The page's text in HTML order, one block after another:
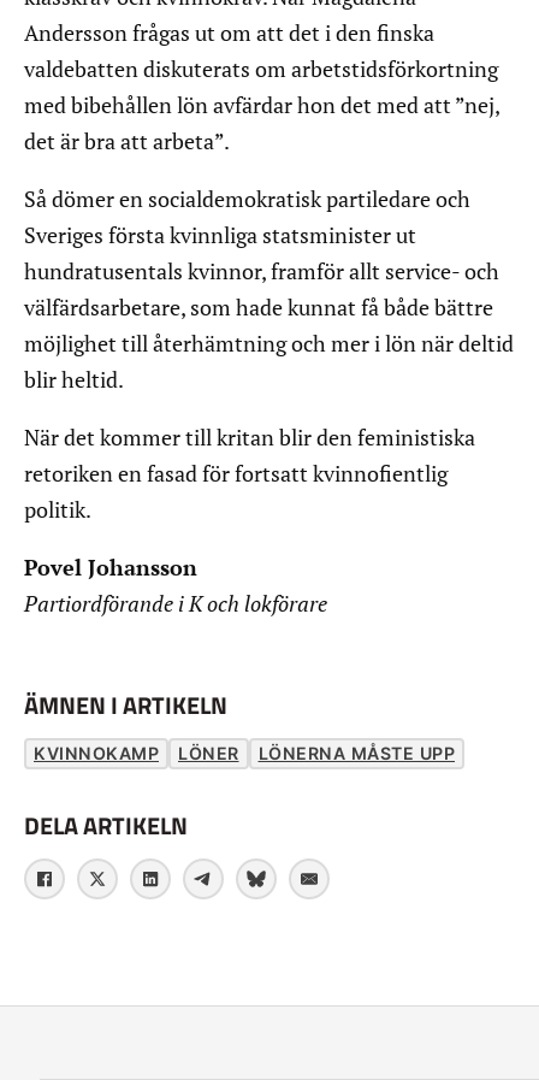
Andersson frågas ut om att det i den finska
valdebatten diskuterats om arbetstidsförkortning
med bibehållen lön avfärdar hon det med att ”nej,
det är bra att arbeta”.
Så dömer en socialdemokratisk partiledare och
Sveriges första kvinnliga statsminister ut
hundratusentals kvinnor, framför allt service- och
välfärdsarbetare, som hade kunnat få både bättre
möjlighet till återhämtning och mer i lön när deltid
blir heltid.
När det kommer till kritan blir den feministiska
retoriken en fasad för fortsatt kvinnofientlig
politik.
Povel Johansson
Partiordförande i K och lokförare
ÄMNEN I ARTIKELN
KVINNOKAMP LÖNER LÖNERNA MÅSTE UPP
DELA ARTIKELN